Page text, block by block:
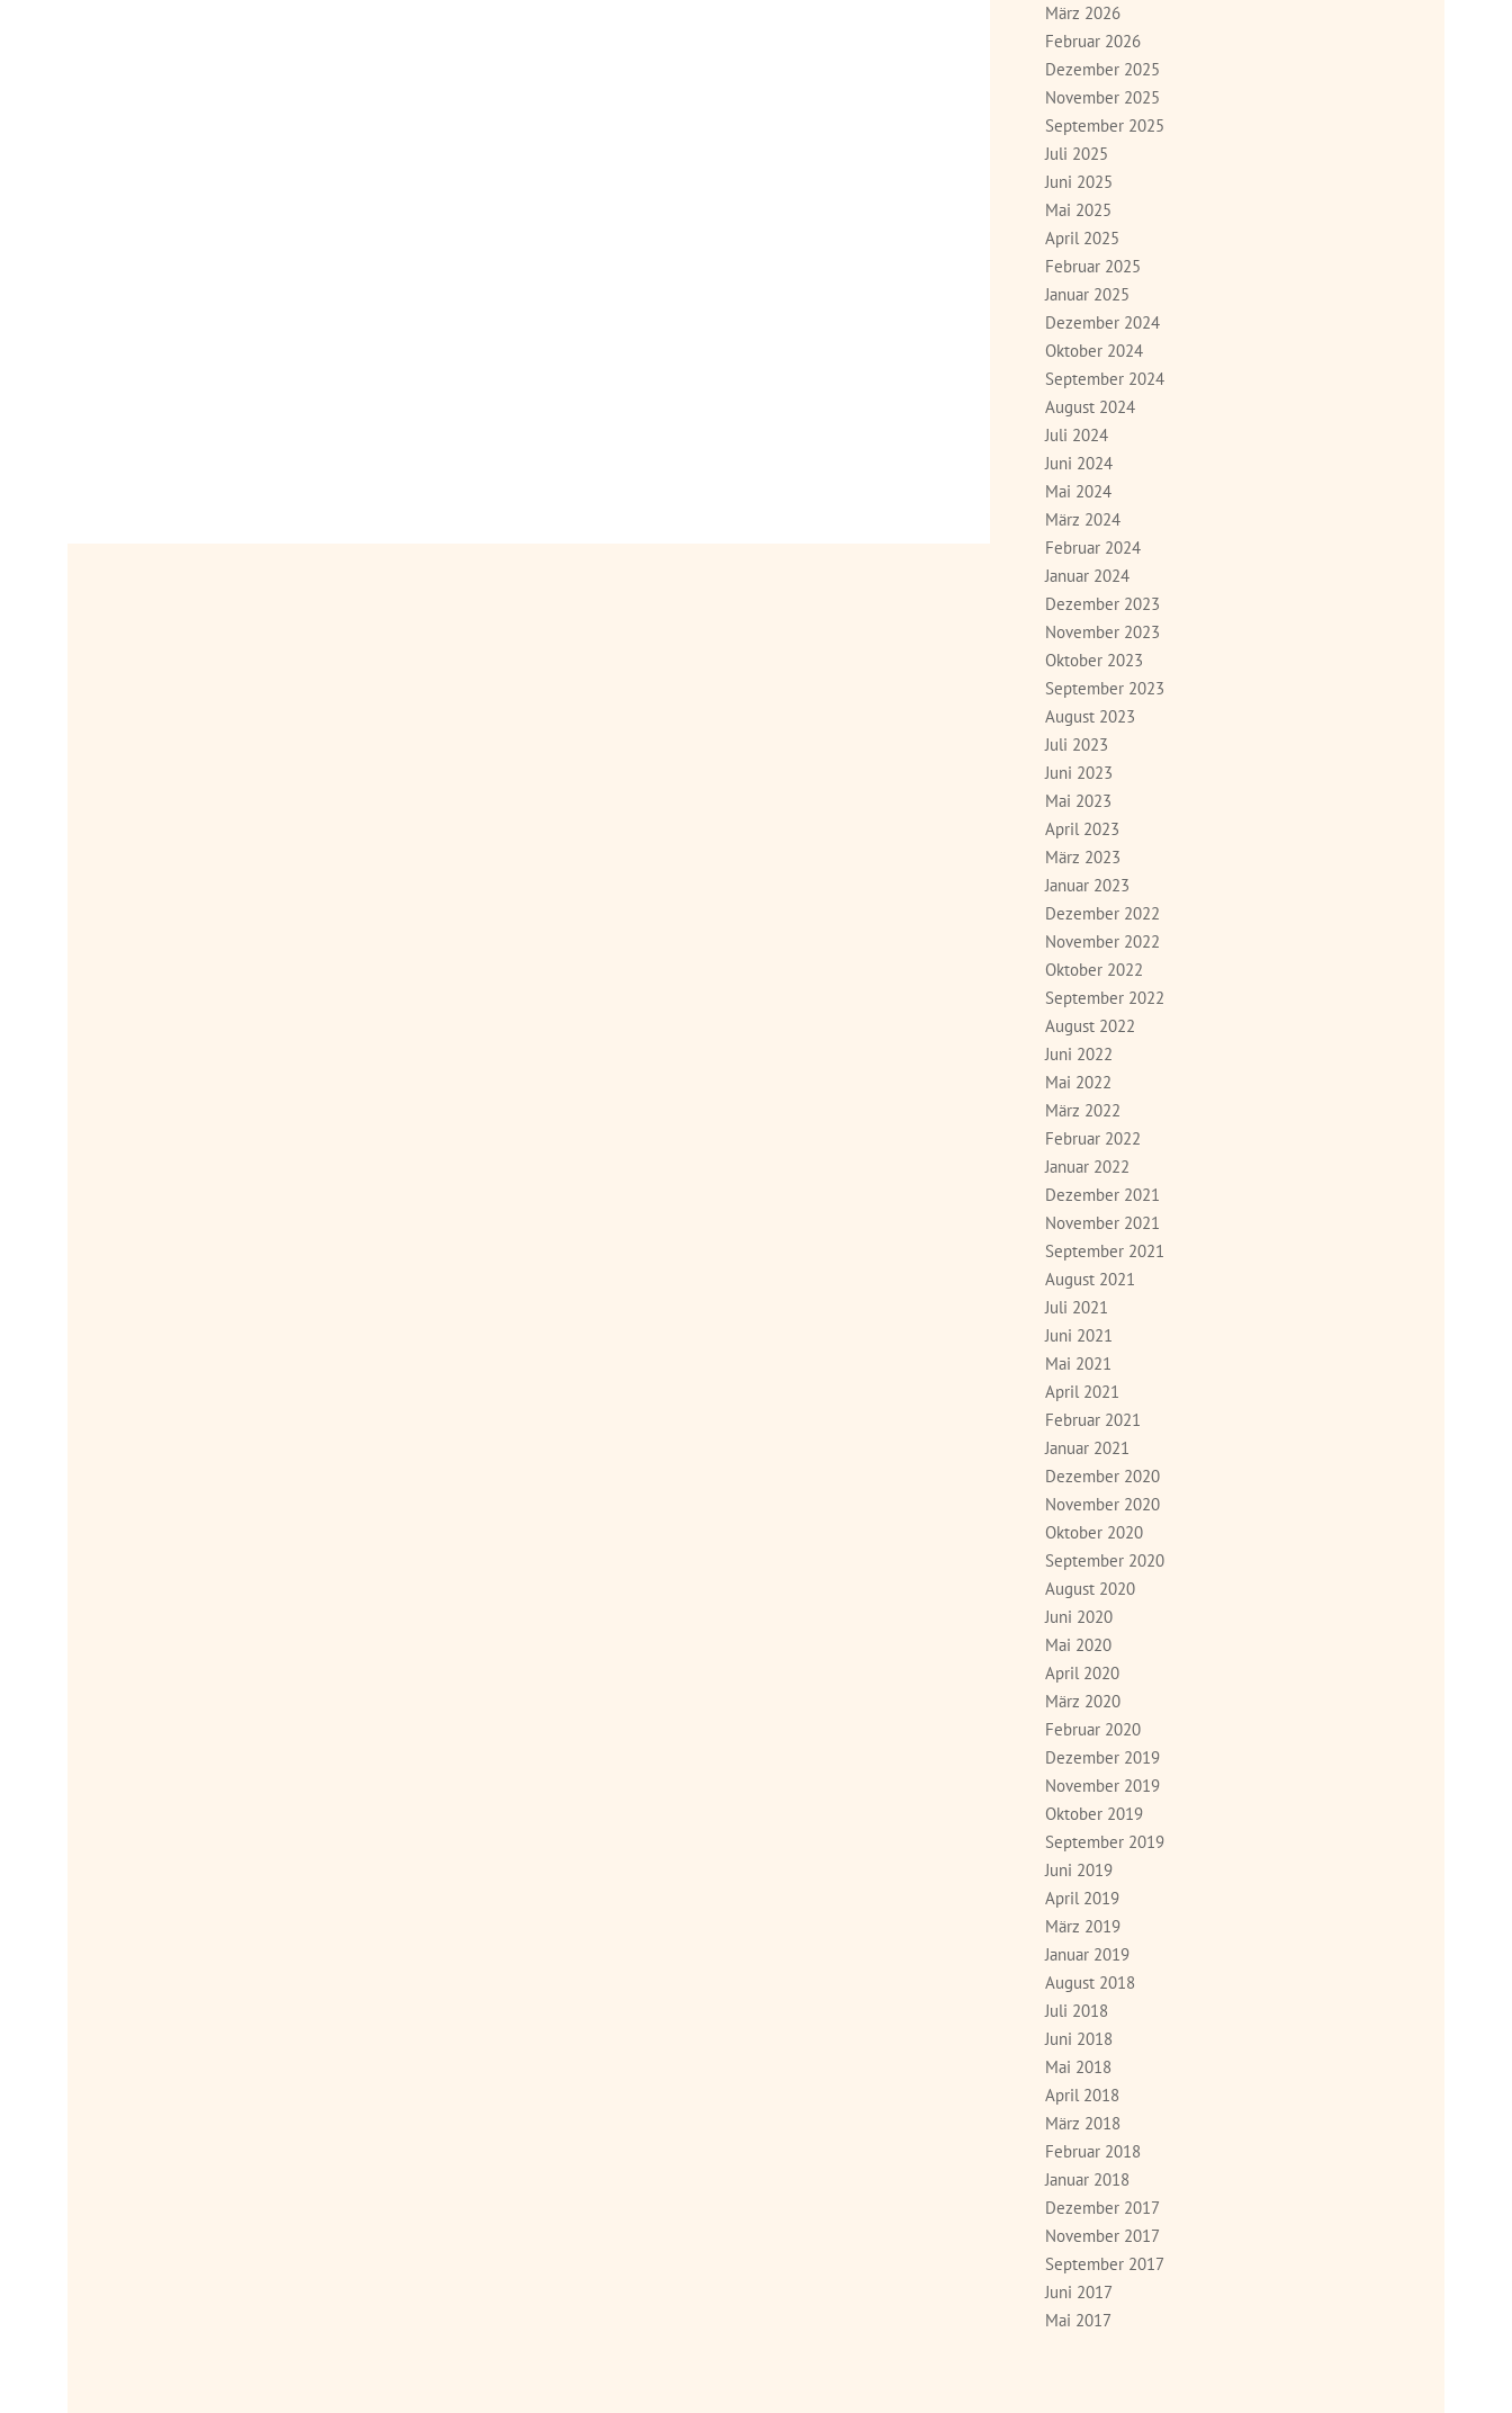
März 2026
Februar 2026
Dezember 2025
November 2025
September 2025
Juli 2025
Juni 2025
Mai 2025
April 2025
Februar 2025
Januar 2025
Dezember 2024
Oktober 2024
September 2024
August 2024
Juli 2024
Juni 2024
Mai 2024
März 2024
Februar 2024
Januar 2024
Dezember 2023
November 2023
Oktober 2023
September 2023
August 2023
Juli 2023
Juni 2023
Mai 2023
April 2023
März 2023
Januar 2023
Dezember 2022
November 2022
Oktober 2022
September 2022
August 2022
Juni 2022
Mai 2022
März 2022
Februar 2022
Januar 2022
Dezember 2021
November 2021
September 2021
August 2021
Juli 2021
Juni 2021
Mai 2021
April 2021
Februar 2021
Januar 2021
Dezember 2020
November 2020
Oktober 2020
September 2020
August 2020
Juni 2020
Mai 2020
April 2020
März 2020
Februar 2020
Dezember 2019
November 2019
Oktober 2019
September 2019
Juni 2019
April 2019
März 2019
Januar 2019
August 2018
Juli 2018
Juni 2018
Mai 2018
April 2018
März 2018
Februar 2018
Januar 2018
Dezember 2017
November 2017
September 2017
Juni 2017
Mai 2017